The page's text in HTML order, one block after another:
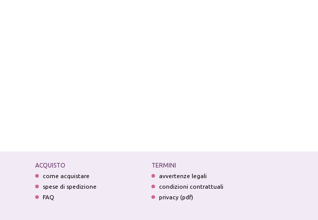
ACQUISTO
come acquistare
spese di spedizione
FAQ
TERMINI
avvertenze legali
condizioni contrattuali
privacy (pdf)